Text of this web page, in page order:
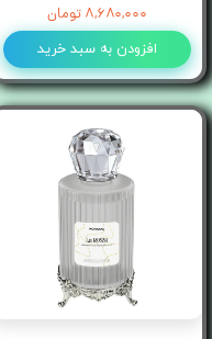
۸,۶۸۰,۰۰۰ تومان
افزودن به سبد خرید